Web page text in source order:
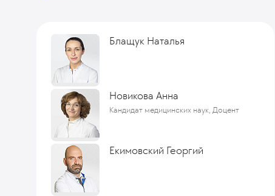
Блащук Наталья
Новикова Анна
Кандидат медицинских наук, Доцент
Екимовский Георгий